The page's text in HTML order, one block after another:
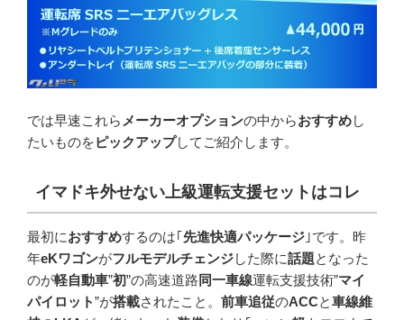
では早速これら メーカーオプションの中からおすすめし
たいものをピックアップしてご紹介します。
イマドキ外せない上級運転支援セットはコレ
最初におすすめするのは｢先進快適パッケージ ｣です。昨
年eKワゴンがフルモデルチェンジした際に話題となった
のが軽自動車”初”の高速道路 同一車線運転支援技術”マイ
パイロット”が搭載されたこと。 前車追従のACCと車線維